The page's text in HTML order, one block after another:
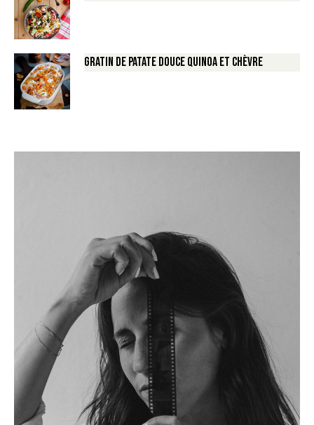
Gratin de Patate douce Quinoa et Chèvre